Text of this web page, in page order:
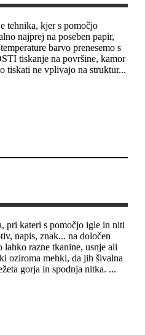
tehnika, kjer s pomočjo
najprej na poseben papir,
barvo prenesemo s
tiskanje na površine, kamor
tiskati ne vplivajo na struktur...
pri kateri s pomočjo igle in niti
napis, znak... na določen
razne tkanine, usnje ali
oziroma mehki, da jih šivalna
gorja in spodnja nitka. ...